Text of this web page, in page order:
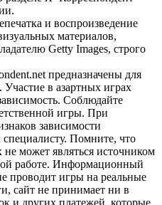
и воспроизведение
материалов,
Getty Images, строго
предназначены для
в азартных играх
Соблюдайте
игры. При
зависимости
специалисту. Помните, что
не может являться источником
работе. Информационный
проводит игры на реальные
сайт не принимает ни в
и других платежей, которые